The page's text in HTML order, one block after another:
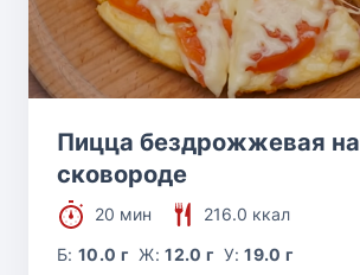
Пицца бездрожжевая на
сковороде
20 мин
216.0 ккал
Б:10.0 г Ж:12.0 г У:19.0 г